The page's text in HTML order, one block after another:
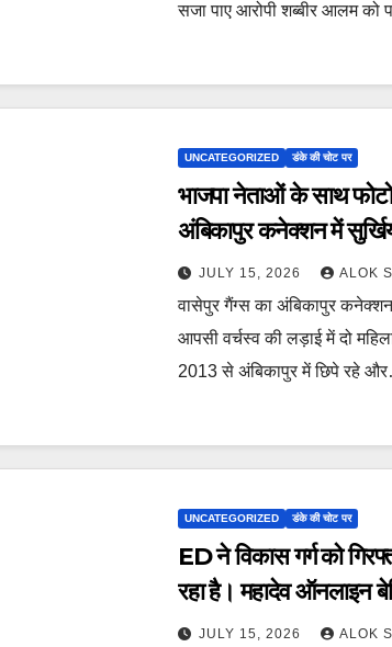
सजा पाए आरोपी शब्बीर आलम
UNCATEGORIZED डंके की चोट पर
भाजपा नेताओं के साथ फोटो
अंबिकापुर कनेक्शन में
नेता।बैदुल के साथ ये भी
नेता का है चोली दामन का
JULY 15, 2026 ALOK
वासेपुर गैंग्स का अंबिकापुर
आपसी वर्चस्व की लड़ाई में दो
2013 से अंबिकापुर में छिपे रहे
UNCATEGORIZED डंके की चोट पर
ED ने विकास गर्ग को
रहा है। महादेव ऑनलाइन
चेयरमैन की बड़ी गिरफ्तारी।
JULY 15, 2026 ALOK